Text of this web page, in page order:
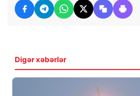
Digər xəbərlər